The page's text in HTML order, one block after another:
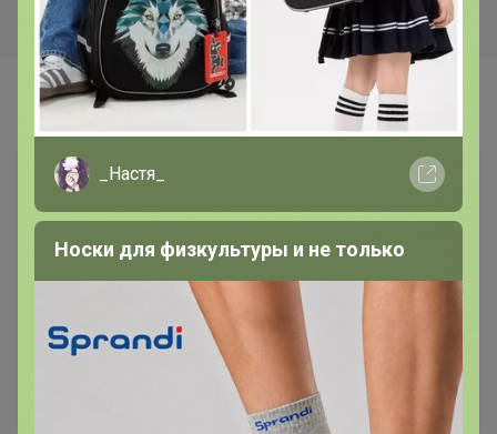
Самые желанные
Хит
_Настя_
Носки для физкультуры и не только